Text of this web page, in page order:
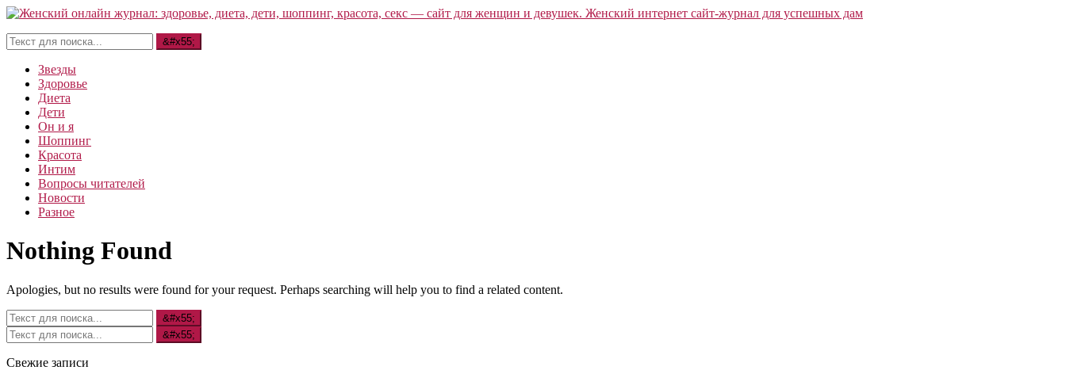
Звезды
Здоровье
Диета
Дети
Он и я
Шоппинг
Красота
Интим
Вопросы читателей
Новости
Разное
Nothing Found
Apologies, but no results were found for your request. Perhaps searching will help you to find a related content.
Свежие записи